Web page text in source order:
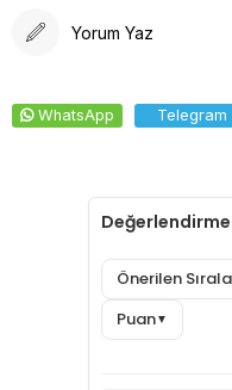
Yorum Yaz
WhatsApp Telegram
Önerilen
Puan▼